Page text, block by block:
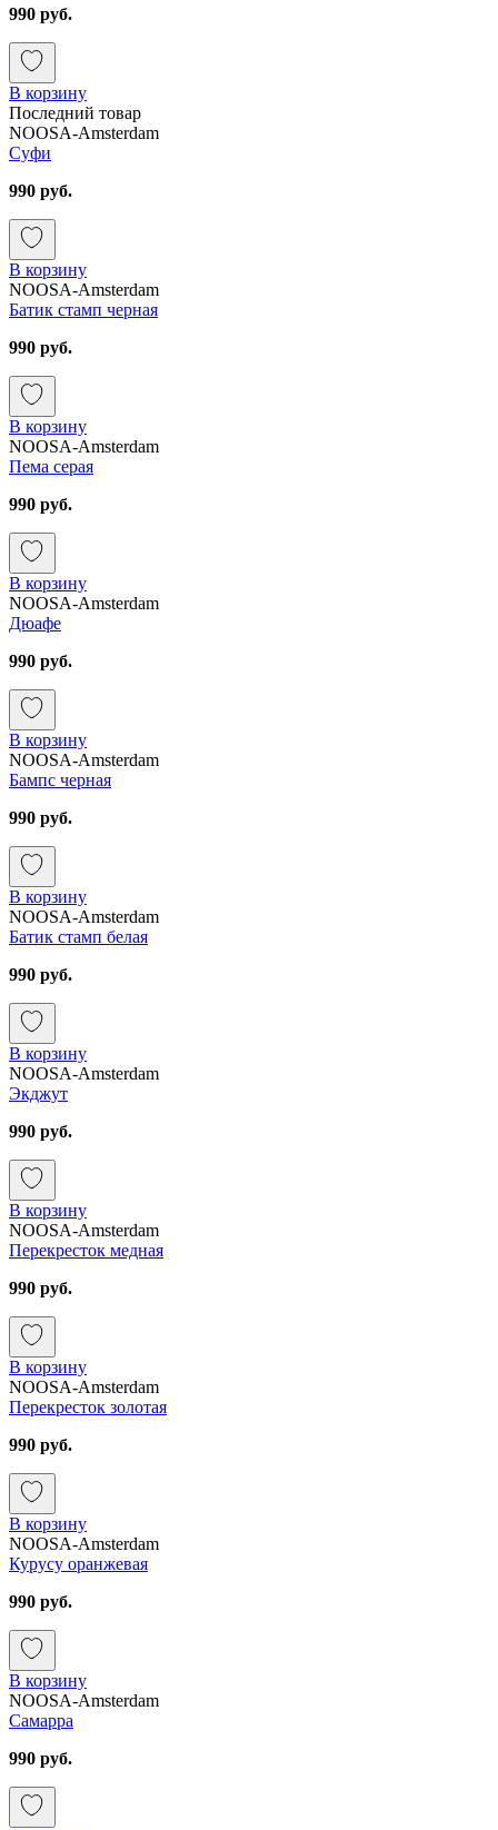
990 руб.
В корзину
Последний товар
NOOSA-Amsterdam
Суфи
990 руб.
В корзину
NOOSA-Amsterdam
Батик стамп черная
990 руб.
В корзину
NOOSA-Amsterdam
Пема серая
990 руб.
В корзину
NOOSA-Amsterdam
Дюафе
990 руб.
В корзину
NOOSA-Amsterdam
Бампс черная
990 руб.
В корзину
NOOSA-Amsterdam
Батик стамп белая
990 руб.
В корзину
NOOSA-Amsterdam
Экджут
990 руб.
В корзину
NOOSA-Amsterdam
Перекресток медная
990 руб.
В корзину
NOOSA-Amsterdam
Перекресток золотая
990 руб.
В корзину
NOOSA-Amsterdam
Курусу оранжевая
990 руб.
В корзину
NOOSA-Amsterdam
Самарра
990 руб.